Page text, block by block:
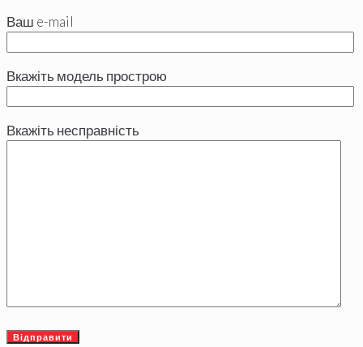
Ваш e-mail
Вкажіть модель прострою
Вкажіть несправність